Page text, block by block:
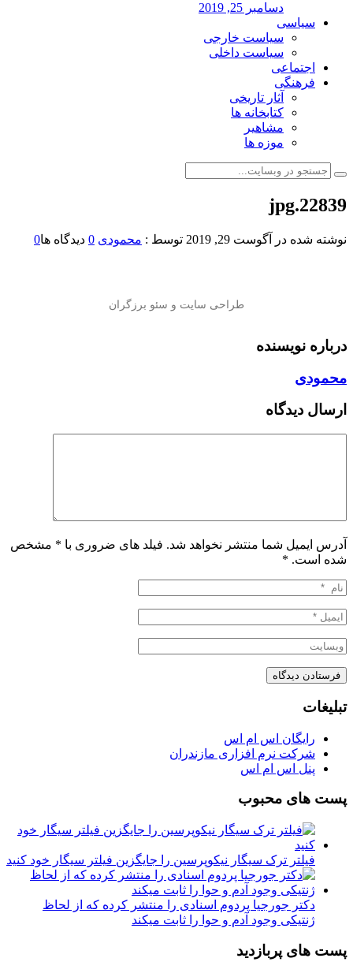
دسامبر 25, 2019
سیاسی
سیاست خارجی
سیاست داخلی
اجتماعی
فرهنگی
آثار تاریخی
کتابخانه ها
مشاهیر
موزه ها
22839.jpg
نوشته شده در آگوست 29, 2019 توسط : محمودی 0 دیدگاه ها0
درباره نویسنده
محمودی
ارسال دیدگاه
آدرس ایمیل شما منتشر نخواهد شد. فیلد های ضروری با * مشخص
شده است. *
تبلیغات
رایگان اس ام اس
شرکت نرم افزاری مازندران
پنل اس ام اس
پست های محبوب
فیلتر ترک سیگار نیکوپرسین را جایگزین فیلتر سیگار خود کنید
دکتر جورجیا پردوم اسنادی را منتشر کرده که از لحاظ
ژنتیکی وجود آدم و حوا را ثابت میکند
پست های پربازدید